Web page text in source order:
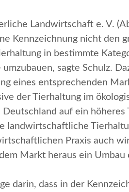
Landwirtschaft e. V.
Kennzeichnung nicht den
in bestimmte
, sagte Schulz.
eines entsprechenden
der Tierhaltung im
auf ein
landwirtschaftliche
Praxis auch
Markt heraus ein Umbau
darin, dass in der